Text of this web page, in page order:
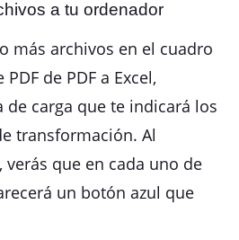
a tu ordenador
más archivos en el cuadro
de PDF a Excel,
de carga que te indicará los
transformación. Al
que en cada uno de
un botón azul que